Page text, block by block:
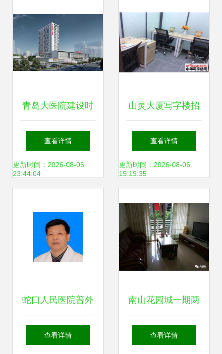
共创区域价值新篇
章
青岛大医院建设时
间表出炉 市南、李
沧、崂山同步推
来新篇章
查看详情
更新时间：2026-08-06
23:44:04
山灵大厦写字楼招
租 南山赤湾蛇口优
质办公室，灵活注
查看详情
更新时间：2026-08-06
19:19:35
蛇口人民医院普外
科门诊专家实力解
查看详情
南山花园城一期两
房 总价515万，为
查看详情